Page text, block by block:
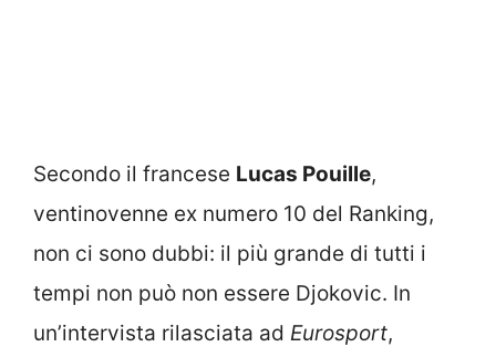
Secondo il francese Lucas Pouille,
ventinovenne ex numero 10 del Ranking,
non ci sono dubbi: il più grande di tutti i
tempi non può non essere Djokovic. In
un’intervista rilasciata ad Eurosport,